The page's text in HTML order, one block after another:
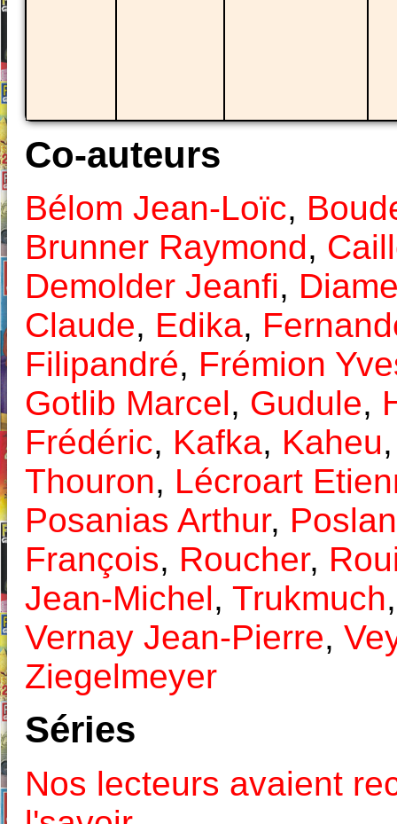
Co-auteurs
Bélom Jean-Loïc,
Brunner Raymond,
Demolder Jeanfi,
Claude, Edika,
Filipandré, Frémion
Gotlib Marcel, Gudule,
Frédéric, Kafka, Kaheu
Thouron, Lécroart
Posanias Arthur,
François, Roucher,
Jean-Michel, Trukmuch
Vernay Jean-Pierre,
Ziegelmeyer
Séries
Nos lecteurs avaient